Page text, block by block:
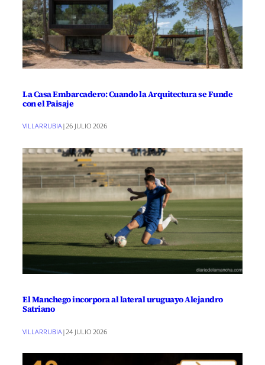
La Casa Embarcadero: Cuando la Arquitectura se Funde
con el Paisaje
VILLARRUBIA|26 JULIO 2026
El Manchego incorpora al lateral uruguayo Alejandro
Satriano
VILLARRUBIA | 24 JULIO 2026